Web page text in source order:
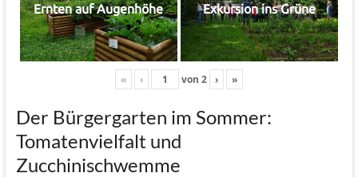
Ernten auf Augenhöhe Exkursion ins Grüne
« ‹ von 2 › »
Der Bürgergarten im Sommer:
Tomatenvielfalt und
Zucchinischwemme